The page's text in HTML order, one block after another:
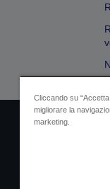
Cliccando su
migliorare la
marketing.